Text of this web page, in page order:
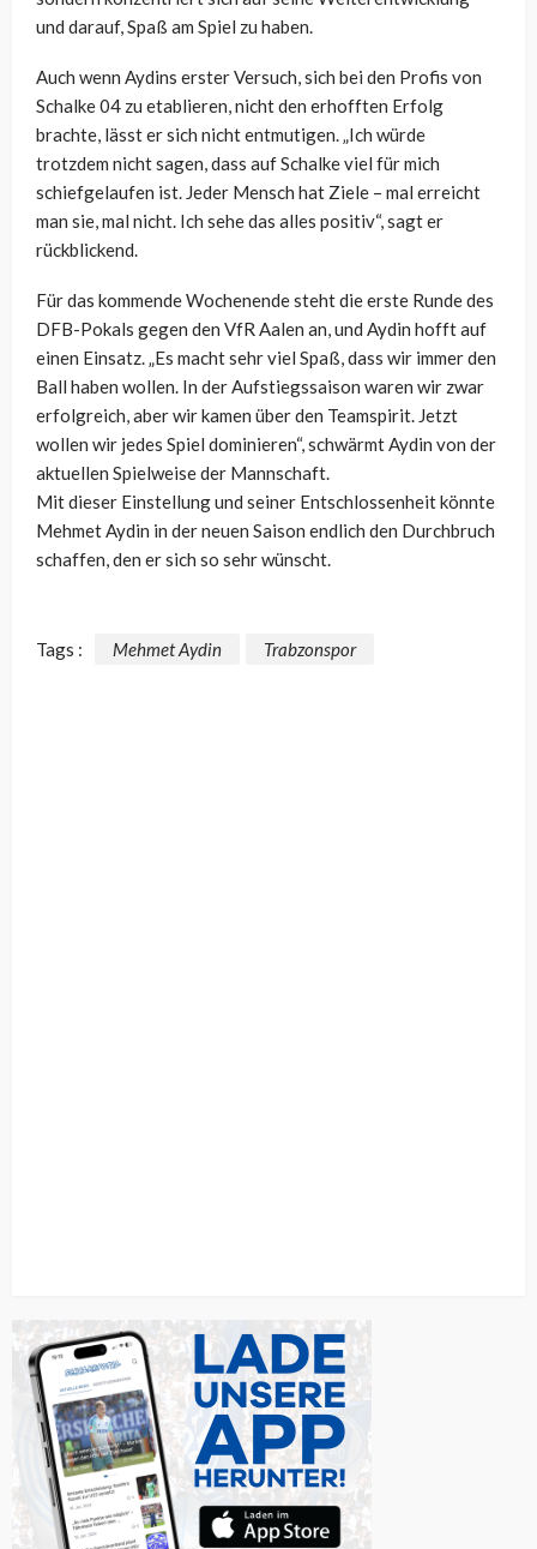
und darauf, Spaß am Spiel zu haben.
Auch wenn Aydins erster Versuch, sich bei den Profis von
Schalke 04 zu etablieren, nicht den erhofften Erfolg
brachte, lässt er sich nicht entmutigen. „Ich würde
trotzdem nicht sagen, dass auf Schalke viel für mich
schiefgelaufen ist. Jeder Mensch hat Ziele – mal erreicht
man sie, mal nicht. Ich sehe das alles positiv“, sagt er
rückblickend.
Für das kommende Wochenende steht die erste Runde des
DFB-Pokals gegen den VfR Aalen an, und Aydin hofft auf
einen Einsatz. „Es macht sehr viel Spaß, dass wir immer den
Ball haben wollen. In der Aufstiegssaison waren wir zwar
erfolgreich, aber wir kamen über den Teamspirit. Jetzt
wollen wir jedes Spiel dominieren“, schwärmt Aydin von der
aktuellen Spielweise der Mannschaft.
Mit dieser Einstellung und seiner Entschlossenheit könnte
Mehmet Aydin in der neuen Saison endlich den Durchbruch
schaffen, den er sich so sehr wünscht.
Tags : Mehmet Aydin Trabzonspor